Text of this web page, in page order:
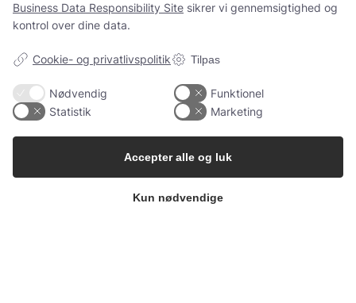
ms@babygarderoben.dk
Kærlige hilsner fra Mette fra Babygarderoben
Business Data Responsibility Site sikrer vi gennemsigtighed og
kontrol over dine data.
Cookie- og privatlivspolitik Tilpas
Nødvendig
Funktionel
Statistik
Marketing
Kun nødvendige
Accepter alle og luk